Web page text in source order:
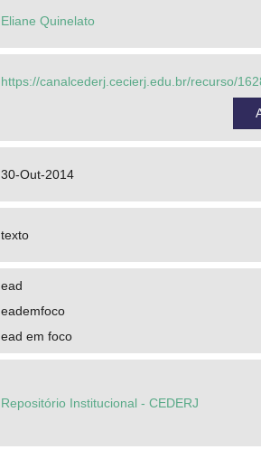
Eliane Quinelato
https://canalcederj.cecierj.edu.br/recurso/
30-Out-2014
texto
ead
eademfoco
ead em foco
Repositório Institucional - CEDERJ